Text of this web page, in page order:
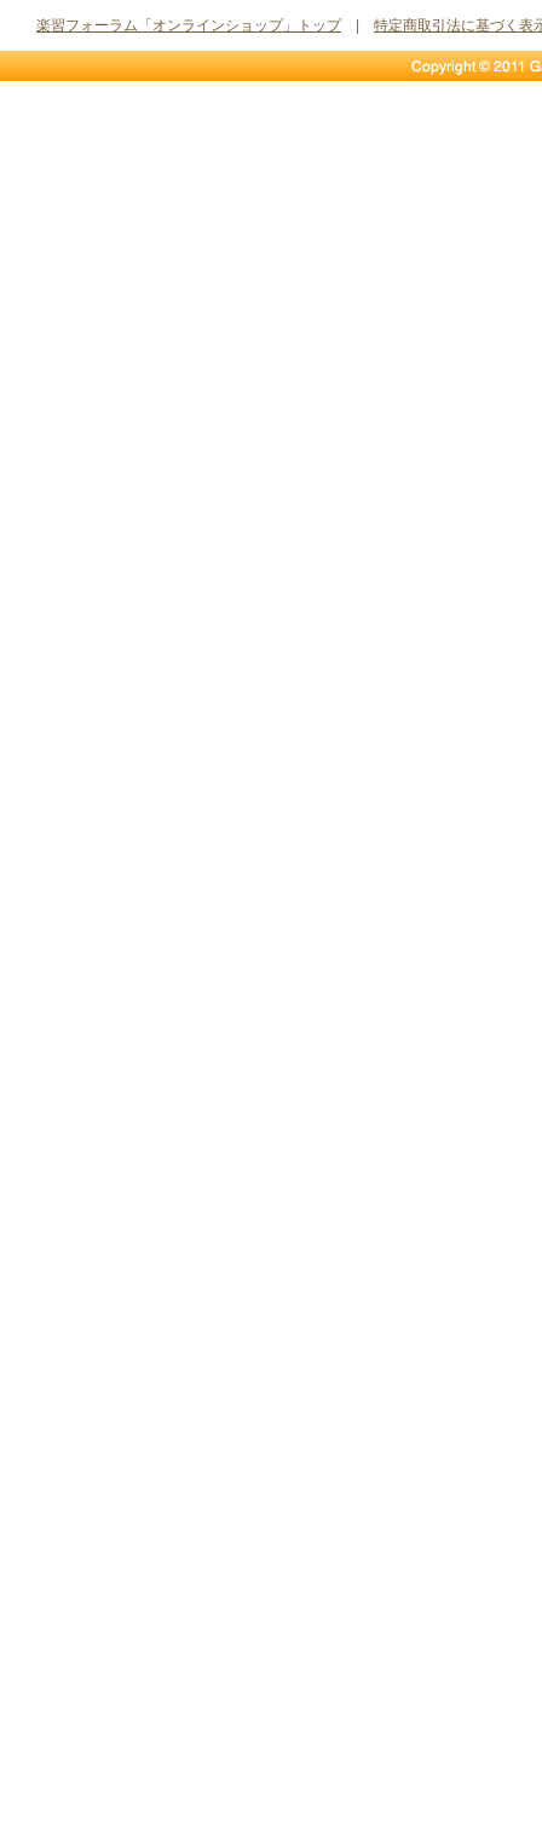
楽習フォーラム「オンラインショップ」トップ| 特定商取引法に基づく表